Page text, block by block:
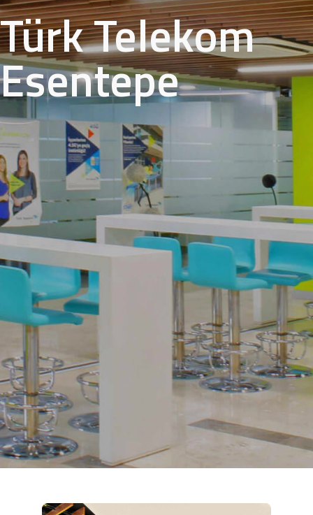
Türk Telekom
Esentepe